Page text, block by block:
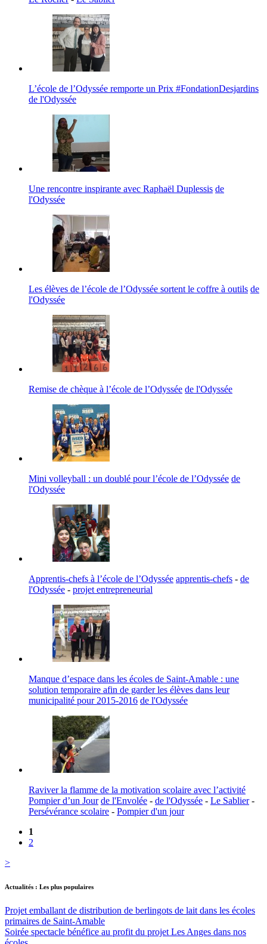
L’école de l’Odyssée remporte un Prix #FondationDesjardins
de l'Odyssée
Une rencontre inspirante avec Raphaël Duplessis de
l'Odyssée
Les élèves de l’école de l’Odyssée sortent le coffre à outils de
l'Odyssée
Remise de chèque à l’école de l’Odyssée de l'Odyssée
Mini volleyball : un doublé pour l’école de l’Odyssée de
l'Odyssée
Apprentis-chefs à l’école de l’Odyssée apprentis-chefs - de
l'Odyssée - projet entrepreneurial
Manque d’espace dans les écoles de Saint-Amable : une
solution temporaire afin de garder les élèves dans leur
municipalité pour 2015-2016 de l'Odyssée
Raviver la flamme de la motivation scolaire avec l’activité
Pompier d’un Jour de l'Envolée - de l'Odyssée - Le Sablier-
Persévérance scolaire - Pompier d'un jour
1
2
>
Actualités : Les plus populaires
Projet emballant de distribution de berlingots de lait dans les écoles
primaires de Saint-Amable
Soirée spectacle bénéfice au profit du projet Les Anges dans nos